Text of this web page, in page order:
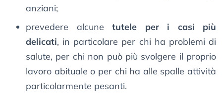
anziani;
prevedere alcune tutele per i casi più
delicati, in particolare per chi ha problemi di
salute, per chi non può più svolgere il proprio
lavoro abituale o per chi ha alle spalle attività
particolarmente pesanti.